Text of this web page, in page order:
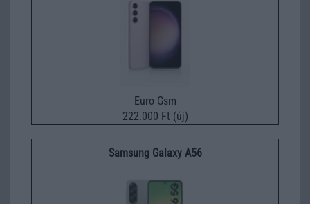
Euro Gsm
222.000 Ft (új)
Samsung Galaxy A56